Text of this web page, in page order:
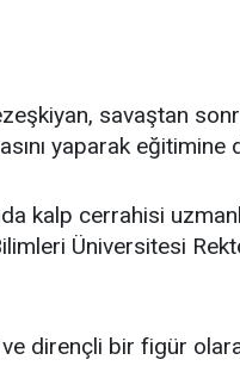
savaştan
yaparak eğitimine
kalp cerrahisi
Üniversitesi
dirençli bir figür